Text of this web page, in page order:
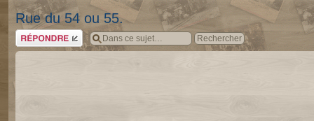
Rue du 54 ou 55.
Répondre